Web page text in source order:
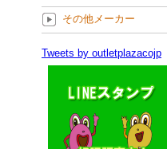
その他メーカー
Tweets by outletplazacojp